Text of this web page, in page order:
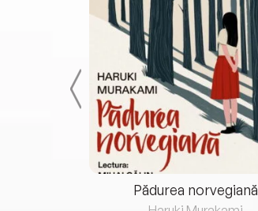
Pădurea norvegiană